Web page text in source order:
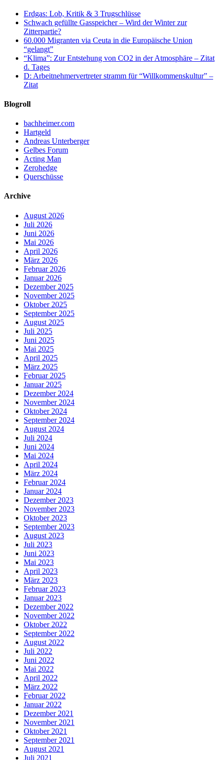
Erdgas: Lob, Kritik & 3 Trugschlüsse
Schwach gefüllte Gasspeicher – Wird der Winter zur
Zitterpartie?
60.000 Migranten via Ceuta in die Europäische Union
“gelangt”
“Klima”: Zur Entstehung von CO2 in der Atmosphäre – Zitat
d. Tages
D: Arbeitnehmervertreter stramm für “Willkommenskultur” –
Zitat
Blogroll
bachheimer.com
Hartgeld
Andreas Unterberger
Gelbes Forum
Acting Man
Zerohedge
Querschüsse
Archive
August 2026
Juli 2026
Juni 2026
Mai 2026
April 2026
März 2026
Februar 2026
Januar 2026
Dezember 2025
November 2025
Oktober 2025
September 2025
August 2025
Juli 2025
Juni 2025
Mai 2025
April 2025
März 2025
Februar 2025
Januar 2025
Dezember 2024
November 2024
Oktober 2024
September 2024
August 2024
Juli 2024
Juni 2024
Mai 2024
April 2024
März 2024
Februar 2024
Januar 2024
Dezember 2023
November 2023
Oktober 2023
September 2023
August 2023
Juli 2023
Juni 2023
Mai 2023
April 2023
März 2023
Februar 2023
Januar 2023
Dezember 2022
November 2022
Oktober 2022
September 2022
August 2022
Juli 2022
Juni 2022
Mai 2022
April 2022
März 2022
Februar 2022
Januar 2022
Dezember 2021
November 2021
Oktober 2021
September 2021
August 2021
Juli 2021